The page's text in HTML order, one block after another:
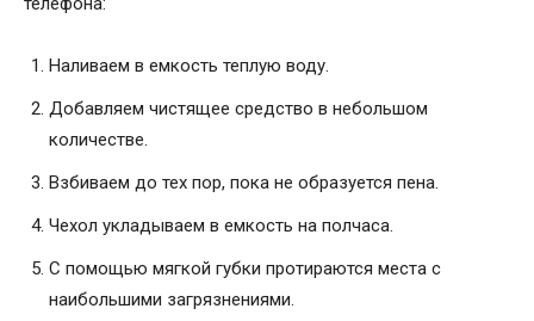
Наливаем в емкость теплую воду.
Добавляем чистящее средство в небольшом
количестве.
Взбиваем до тех пор, пока не образуется пена.
Чехол укладываем в емкость на полчаса.
С помощью мягкой губки протираются места с
наибольшими загрязнениями.